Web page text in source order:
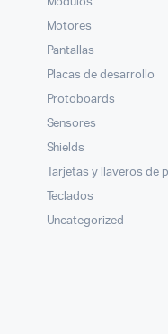
Módulos
Motores
Pantallas
Placas de desarrollo
Protoboards
Sensores
Shields
Tarjetas y llaveros de
Teclados
Uncategorized